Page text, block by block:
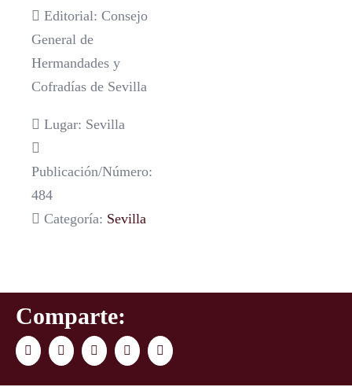
Editorial: Consejo
General de
Hermandades y
Cofradías de Sevilla
Lugar: Sevilla
Publicación/Número:
484
Categoría: Sevilla
Comparte:
FacebookTwitter LinkedInWhatsAppCorreo
electrónico